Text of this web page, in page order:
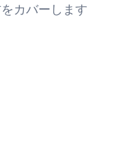
カバーします